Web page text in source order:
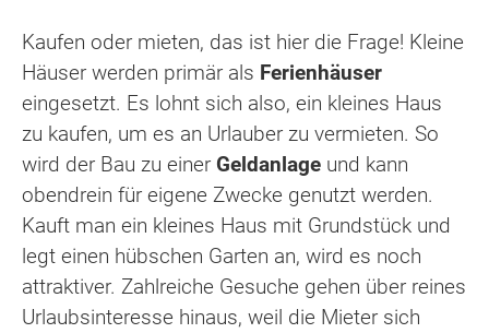
Kaufen oder mieten, das ist hier die Frage! Kleine
Häuser werden primär als Ferienhäuser
eingesetzt. Es lohnt sich also, ein kleines Haus
zu kaufen, um es an Urlauber zu vermieten. So
wird der Bau zu einer Geldanlage und kann
obendrein für eigene Zwecke genutzt werden.
Kauft man ein kleines Haus mit Grundstück und
legt einen hübschen Garten an, wird es noch
attraktiver. Zahlreiche Gesuche gehen über reines
Urlaubsinteresse hinaus, weil die Mieter sich